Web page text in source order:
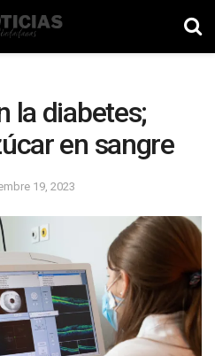
la diabetes;
en sangre
19, 2023